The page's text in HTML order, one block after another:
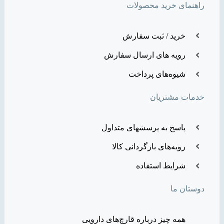
راهنمای خرید محصولات
خرید / ثبت سفارش
رویه های ارسال سفارش
شیوه‌های پرداخت
خدمات مشتریان
پاسخ به پرسشهای متداول
رویه‌های بازگردانی کالا
شرایط استفاده
دوستان ما
همه چیز درباره قارچ‌های دارویی